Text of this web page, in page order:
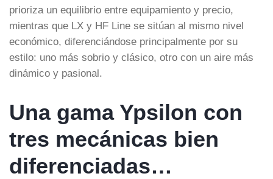
prioriza un equilibrio entre equipamiento y precio,
mientras que LX y HF Line se sitúan al mismo nivel
económico, diferenciándose principalmente por su
estilo: uno más sobrio y clásico, otro con un aire más
dinámico y pasional.
Una gama Ypsilon con
tres mecánicas bien
diferenciadas…